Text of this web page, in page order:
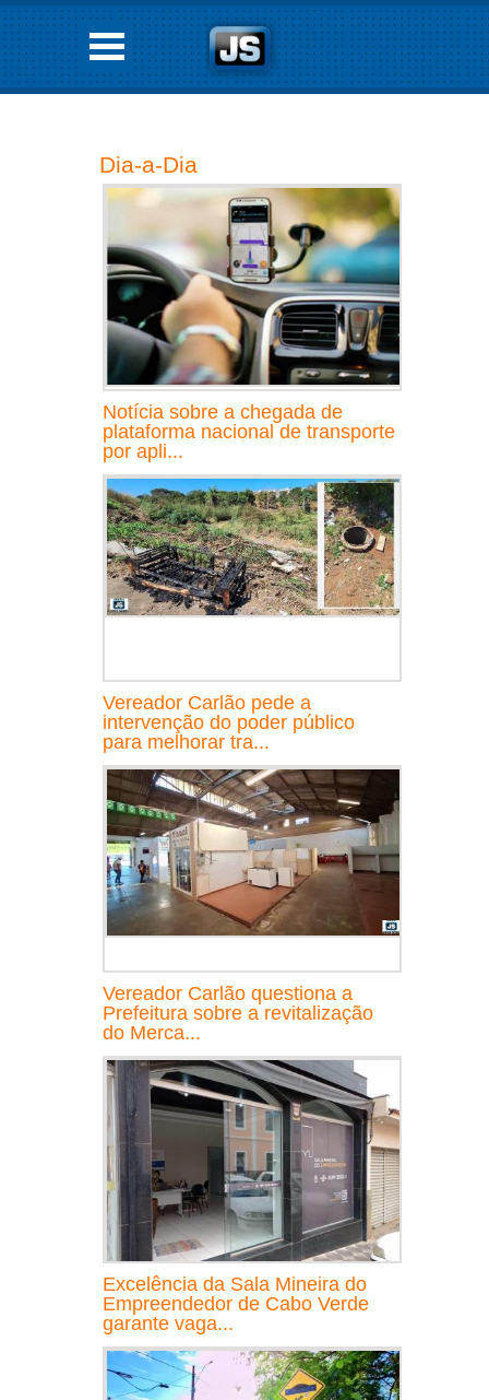
Dia-a-Dia
Notícia sobre a chegada de
plataforma nacional de transporte
por apli...
Vereador Carlão pede a
intervenção do poder público
para melhorar tra...
Vereador Carlão questiona a
Prefeitura sobre a revitalização
do Merca...
Excelência da Sala Mineira do
Empreendedor de Cabo Verde
garante vaga...